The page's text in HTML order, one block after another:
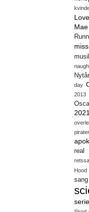
Nytår
day
2013
pirater
real
Hood